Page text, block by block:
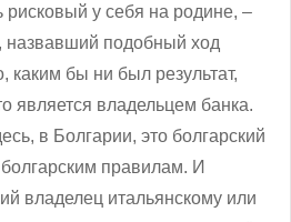
рисковый у себя на родине, –
подобный ход
каким бы ни был результат,
является владельцем банка.
в Болгарии, это болгарский
правилам. И
владелец итальянскому или